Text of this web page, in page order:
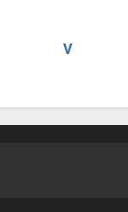
V